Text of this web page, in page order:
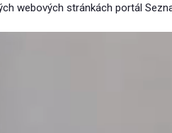
webových stránkách portál